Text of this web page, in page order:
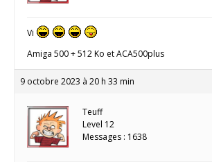
Vi
Amiga 500 + 512 Ko et ACA500plus
9 octobre 2023 à 20 h 33 min
Teuff
Level 12
Messages : 1638